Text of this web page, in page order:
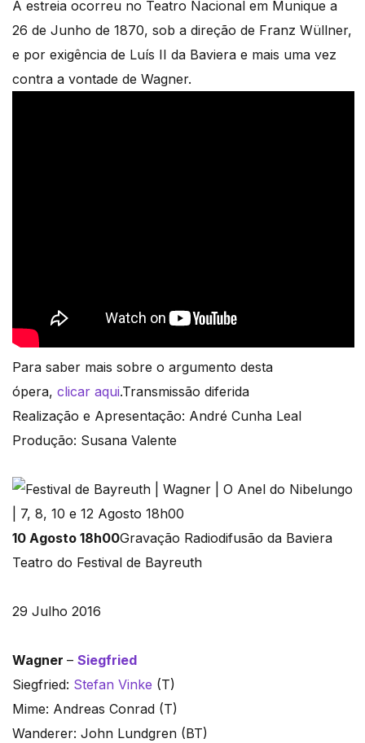
A estreia ocorreu no Teatro Nacional em Munique a
26 de Junho de 1870, sob a direção de Franz Wüllner,
e por exigência de Luís II da Baviera e mais uma vez
contra a vontade de Wagner.
Para saber mais sobre o argumento desta
ópera, clicar aqui.Transmissão diferida
Realização e Apresentação: André Cunha Leal
Produção: Susana Valente
10 Agosto 18h00Gravação Radiodifusão da Baviera
Teatro do Festival de Bayreuth
29 Julho 2016
Wagner – Siegfried
Siegfried: Stefan Vinke (T)
Mime: Andreas Conrad (T)
Wanderer: John Lundgren (BT)